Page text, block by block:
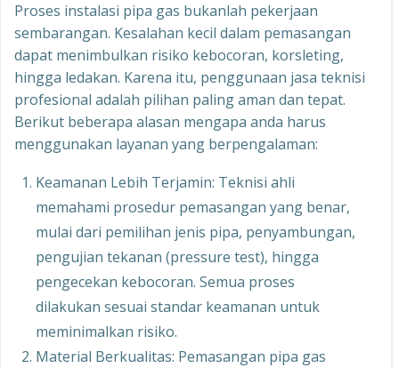
Proses instalasi pipa gas bukanlah pekerjaan
sembarangan. Kesalahan kecil dalam pemasangan
dapat menimbulkan risiko kebocoran, korsleting,
hingga ledakan. Karena itu, penggunaan jasa teknisi
profesional adalah pilihan paling aman dan tepat.
Berikut beberapa alasan mengapa anda harus
menggunakan layanan yang berpengalaman:
Keamanan Lebih Terjamin: Teknisi ahli
memahami prosedur pemasangan yang benar,
mulai dari pemilihan jenis pipa, penyambungan,
pengujian tekanan (pressure test), hingga
pengecekan kebocoran. Semua proses
dilakukan sesuai standar keamanan untuk
meminimalkan risiko.
Material Berkualitas: Pemasangan pipa gas